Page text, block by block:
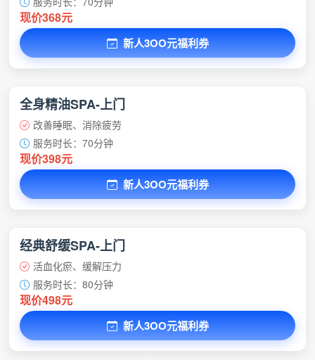
现价368元
新人3OO元福利券
全身精油SPA-上门
改善睡眠、消除疲劳
服务时长：70分钟
现价398元
新人3OO元福利券
经典舒缓SPA-上门
活血化瘀、缓解压力
服务时长：80分钟
现价498元
新人3OO元福利券